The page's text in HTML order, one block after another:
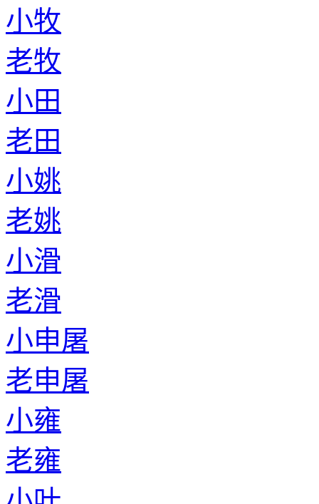
小牧
老牧
小田
老田
小姚
老姚
小滑
老滑
小申屠
老申屠
小雍
老雍